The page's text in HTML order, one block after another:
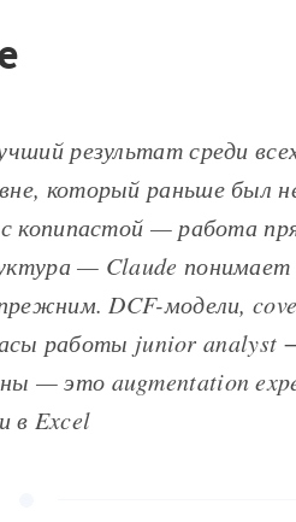
результат среди
который раньше был
копипастой — работа
— Claude понимает
DCF-модели,
работы junior analyst
— это augmentation
в Excel